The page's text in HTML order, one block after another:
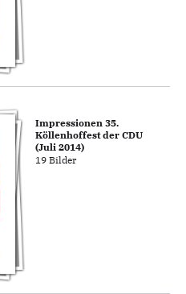
Impressionen 35.
Köllenhoffest der CDU
(Juli 2014)
19 Bilder